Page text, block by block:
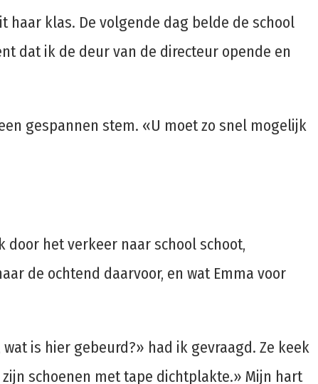
klas. De volgende dag belde de school
dat ik de deur van de directeur opende en
gespannen stem. «U moet zo snel mogelijk
het verkeer naar school schoot,
de ochtend daarvoor, en wat Emma voor
is hier gebeurd?» had ik gevraagd. Ze keek
schoenen met tape dichtplakte.» Mijn hart